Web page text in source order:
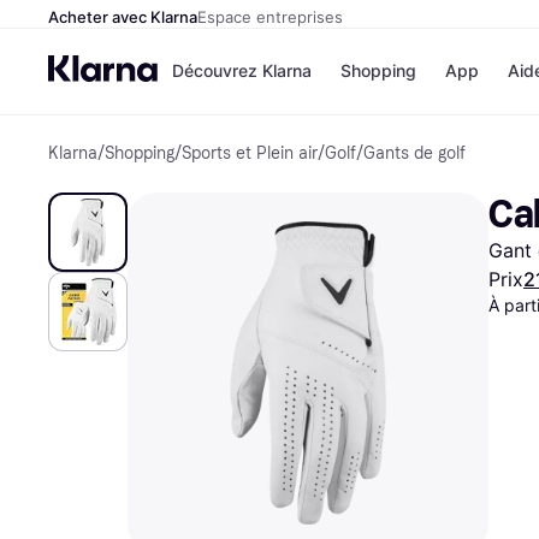
Acheter avec KlarnaEspace entreprises
Découvrez Klarna
Options de
Payer maintenant
Paiement en 3 fois
Paiement à 30 jours
Klarna sur Apple Pay
Shopping
Magasins
Airbnb
Temu
JD
App
Klarna/Shopping/Sports et Plein air/Golf/Gants de golf
Gant
Prix
À